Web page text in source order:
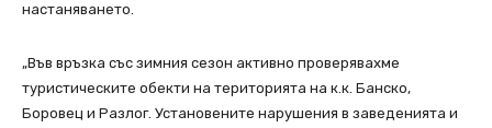
настаняването.
„Във връзка със зимния сезон активно проверявахме
туристическите обекти на територията на к.к. Банско,
Боровец и Разлог. Установените нарушения в заведенията и